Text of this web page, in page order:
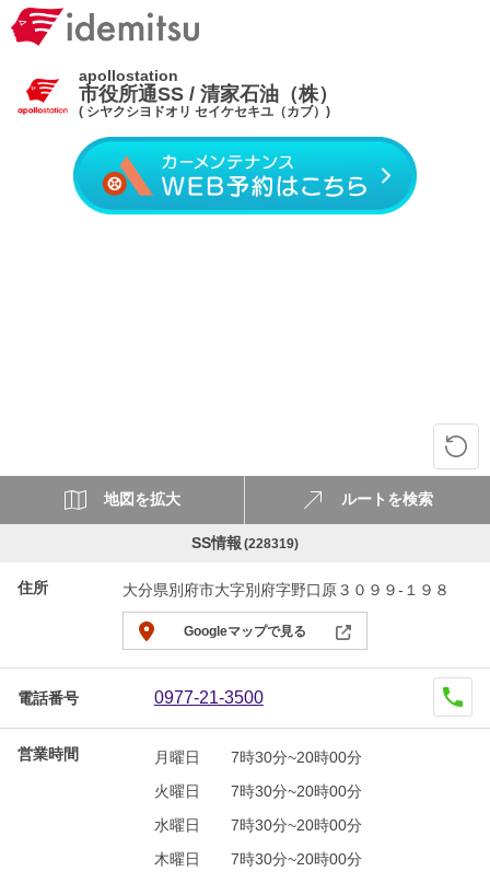
apollostation
市役所通SS / 清家石油（株）
( シヤクシヨドオリ セイケセキユ（カブ）)
SS情報 (228319)
住所 大分県別府市大字別府字野口原３０９９-１９８
Googleマップで見る
電話番号 0977-21-3500
営業時間 月曜日
7時30分~20時00分
火曜日
7時30分~20時00分
水曜日
7時30分~20時00分
木曜日
7時30分~20時00分
地図を拡大 ルートを検索